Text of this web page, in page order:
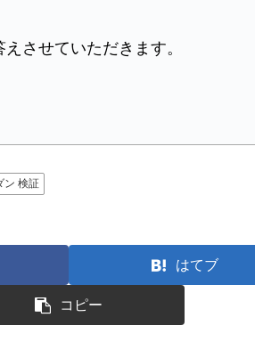
させていただきます。
ン 検証
はてブ
コピー